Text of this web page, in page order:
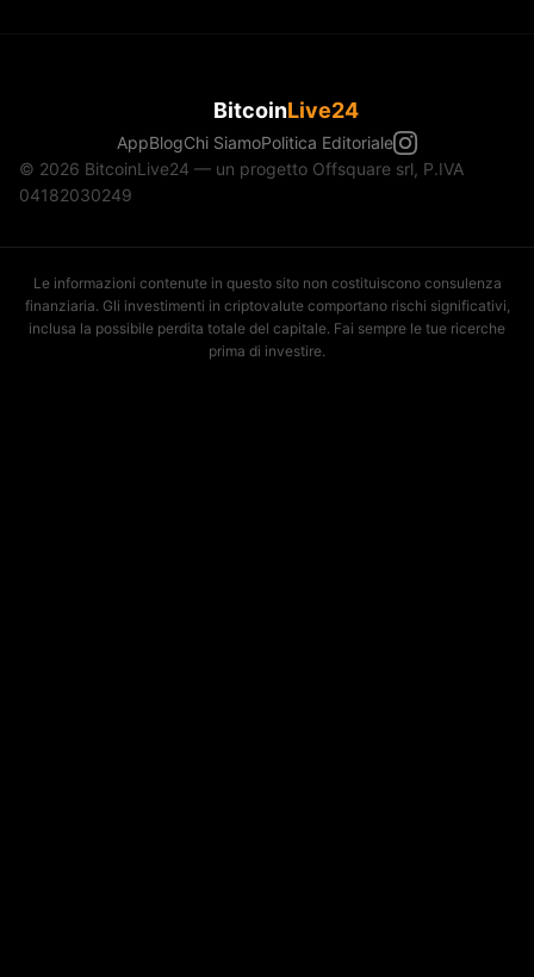
BitcoinLive24
AppBlogChi SiamoPolitica Editoriale
© 2026 BitcoinLive24 — un progetto Offsquare srl, P.IVA
04182030249
Le informazioni contenute in questo sito non costituiscono consulenza
finanziaria. Gli investimenti in criptovalute comportano rischi significativi,
inclusa la possibile perdita totale del capitale. Fai sempre le tue ricerche
prima di investire.